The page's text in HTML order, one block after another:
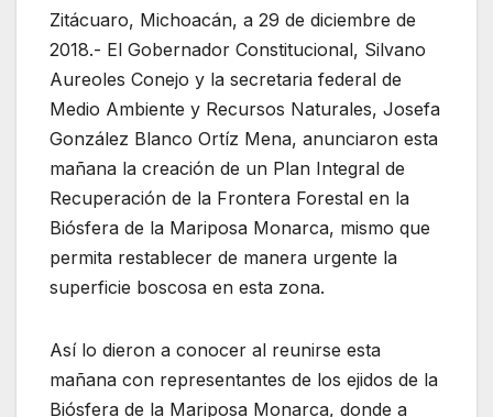
Zitácuaro, Michoacán, a 29 de diciembre de
2018.- El Gobernador Constitucional, Silvano
Aureoles Conejo y la secretaria federal de
Medio Ambiente y Recursos Naturales, Josefa
González Blanco Ortíz Mena, anunciaron esta
mañana la creación de un Plan Integral de
Recuperación de la Frontera Forestal en la
Biósfera de la Mariposa Monarca, mismo que
permita restablecer de manera urgente la
superficie boscosa en esta zona.
Así lo dieron a conocer al reunirse esta
mañana con representantes de los ejidos de la
Biósfera de la Mariposa Monarca, donde a